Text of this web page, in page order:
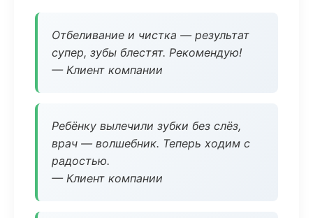
Отбеливание и чистка — результат
супер, зубы блестят. Рекомендую!
— Клиент компании
Ребёнку вылечили зубки без слёз,
врач — волшебник. Теперь ходим с
радостью.
— Клиент компании